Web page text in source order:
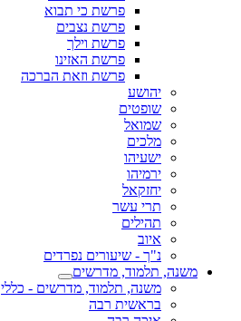
פרשת כי תבוא
פרשת נצבים
פרשת וילך
פרשת האזינו
פרשת וזאת הברכה
יהושע
שופטים
שמואל
מלכים
ישעיהו
ירמיהו
יחזקאל
תרי עשר
תהילים
איוב
נ"ך - שיעורים נפרדים
משנה, תלמוד, מדרשים
משנה, תלמוד, מדרשים - כללי
בראשית רבה